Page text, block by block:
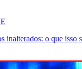
inalterados: o que isso